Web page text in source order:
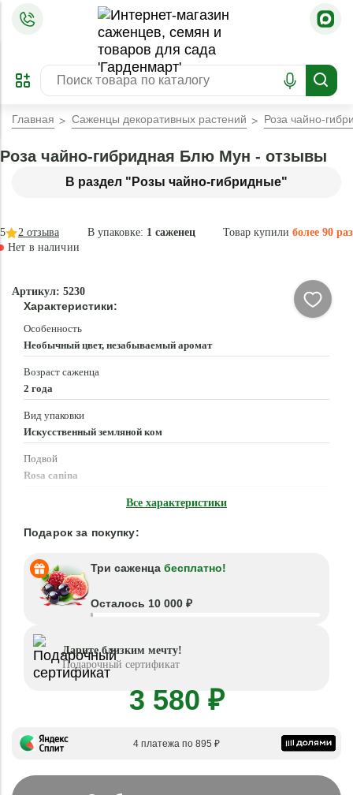
ПРЕДЗАКАЗ
ЗАБРОНИРОВАТЬ
ЛУЧШЕЕ
Главная Саженцы декоративных растений Роза чайно-
В раздел "Розы чайно-гибридные"
Роза чайно-гибридная Блю Мун - отзывы
В упаковке: 1 саженец Товар купили более 90 раз
5 2 отзыва
Нет в наличии
Артикул: 5230
Характеристики:
Особенность
Необычный цвет, незабываемый аромат
Возраст саженца
2 года
Вид упаковки
Искусственный земляной ком
Подвой
Rosa canina
Все характеристики
Подарок за покупку:
Три саженца бесплатно!
Осталось 10 000 ₽
Дарите близким мечту!
Подарочный сертификат
3 580 ₽
4 платежа по 895 ₽